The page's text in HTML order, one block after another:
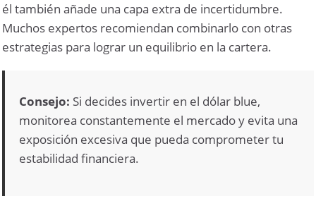
él también añade una capa extra de incertidumbre.
Muchos expertos recomiendan combinarlo con otras
estrategias para lograr un equilibrio en la cartera.
Consejo: Si decides invertir en el dólar blue,
monitorea constantemente el mercado y evita una
exposición excesiva que pueda comprometer tu
estabilidad financiera.